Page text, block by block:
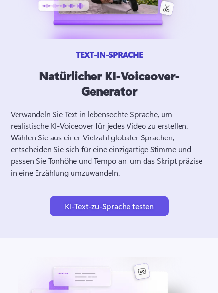
TEXT-IN-SPRACHE
Natürlicher KI-Voiceover-
Generator
Verwandeln Sie Text in lebensechte Sprache, um
Wählen Sie aus einer Vielzahl globaler Sprachen,
entscheiden Sie sich für eine einzigartige Stimme und
passen Sie Tonhöhe und Tempo an, um das Skript präzise
in eine Erzählung umzuwandeln.
KI-Text-zu-Sprache testen